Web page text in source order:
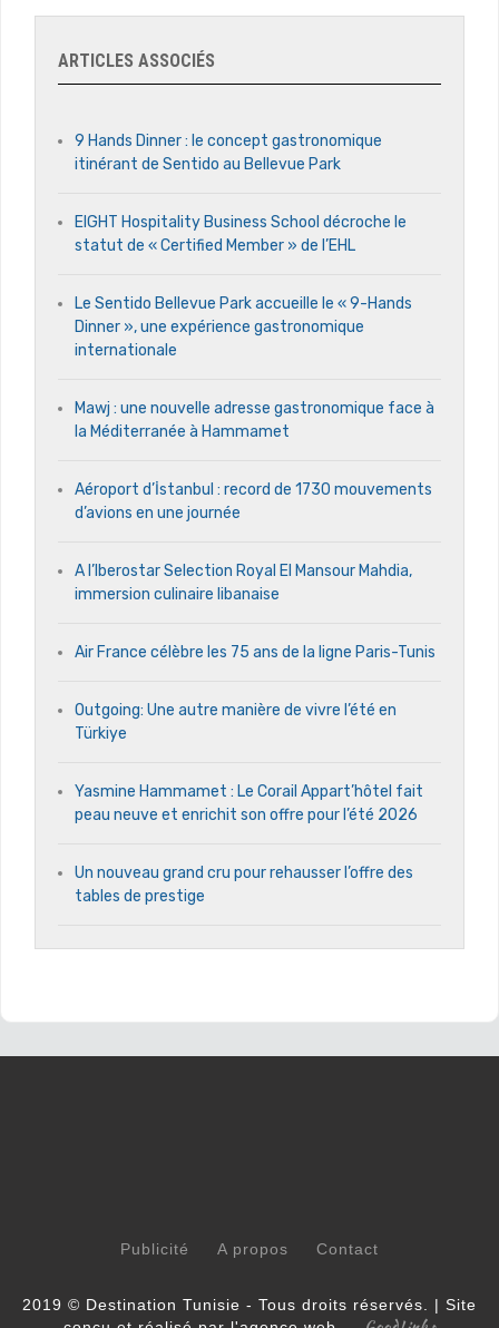
ARTICLES ASSOCIÉS
9 Hands Dinner : le concept gastronomique
itinérant de Sentido au Bellevue Park
EIGHT Hospitality Business School décroche le
statut de « Certified Member » de l’EHL
Le Sentido Bellevue Park accueille le « 9-Hands
Dinner », une expérience gastronomique
internationale
Mawj : une nouvelle adresse gastronomique face à
la Méditerranée à Hammamet
Aéroport d’İstanbul : record de 1730 mouvements
d’avions en une journée
A l’Iberostar Selection Royal El Mansour Mahdia,
immersion culinaire libanaise
Air France célèbre les 75 ans de la ligne Paris-Tunis
Outgoing: Une autre manière de vivre l’été en
Türkiye
Yasmine Hammamet : Le Corail Appart’hôtel fait
peau neuve et enrichit son offre pour l’été 2026
Un nouveau grand cru pour rehausser l’offre des
tables de prestige
Publicité A propos Contact
2019 © Destination Tunisie - Tous droits réservés. | Site